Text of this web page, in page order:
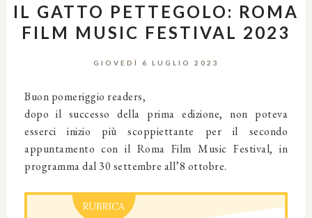
IL GATTO PETTEGOLO: ROMA
FILM MUSIC FESTIVAL 2023
GIOVEDÌ 6 LUGLIO 2023
Buon pomeriggio readers,
dopo il successo della prima edizione, non poteva
esserci inizio più scoppiettante per il secondo
appuntamento con il Roma Film Music Festival, in
programma dal 30 settembre all’8 ottobre.